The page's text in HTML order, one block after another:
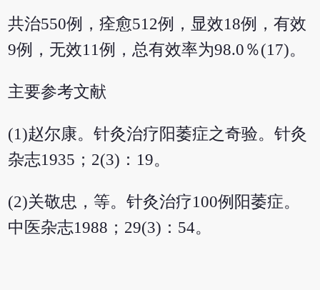
共治550例，痊愈512例，显效18例，有效
9例，无效11例，总有效率为98.0％(17)。
主要参考文献
(1)赵尔康。针灸治疗阳萎症之奇验。针灸
杂志1935；2(3)：19。
(2)关敬忠，等。针灸治疗100例阳萎症。
中医杂志1988；29(3)：54。